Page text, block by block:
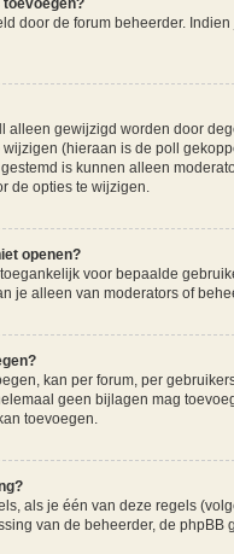
door de forum beheerder.
alleen gewijzigd worden door
(hieraan is de poll
is kunnen alleen
de opties te wijzigen.
openen?
voor bepaalde
je alleen van moderators of
kan per forum, per
geen bijlagen mag
toevoegen.
als je één van deze regels
van de beheerder, de phpBB